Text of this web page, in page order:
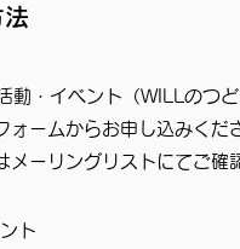
動・イベント（WILLのつ
ームからお申し込みくだ
メーリングリストにてご確
ト